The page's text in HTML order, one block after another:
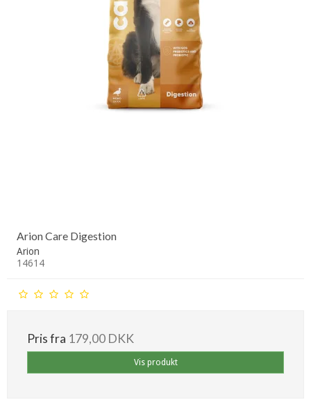
Arion Care Digestion
Arion
14614
Pris fra 179,00 DKK
Vis produkt